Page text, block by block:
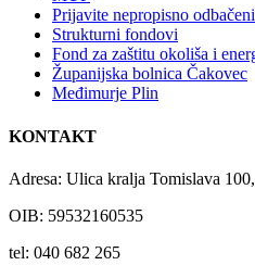
Prijavite nepropisno
Strukturni fondovi
Fond za zaštitu okoliša i
Županijska bolnica Čakovec
Međimurje Plin
KONTAKT
Adresa: Ulica kralja Tomislava
OIB: 59532160535
tel: 040 682 265